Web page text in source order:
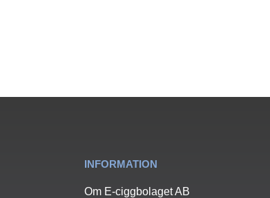
INFORMATION
Om E-ciggbolaget AB